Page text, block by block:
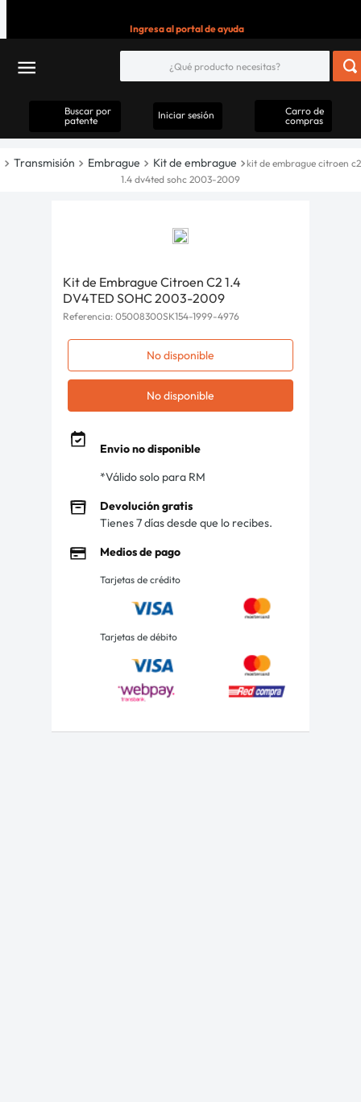
Ingresa al portal de ayuda
Buscar por
patente
Iniciar sesión
Carro de
compras
Transmisión Embrague Kit de embrague
kit de embrague citroen c2
1.4 dv4ted sohc 2003-2009
Kit de Embrague Citroen C2 1.4
DV4TED SOHC 2003-2009
Referencia: 05008300SK154-1999-4976
No disponible
No disponible
Envio no disponible
*Válido solo para RM
Devolución gratis
Tienes 7 días desde que lo recibes.
Medios de pago
Tarjetas de crédito
Tarjetas de débito